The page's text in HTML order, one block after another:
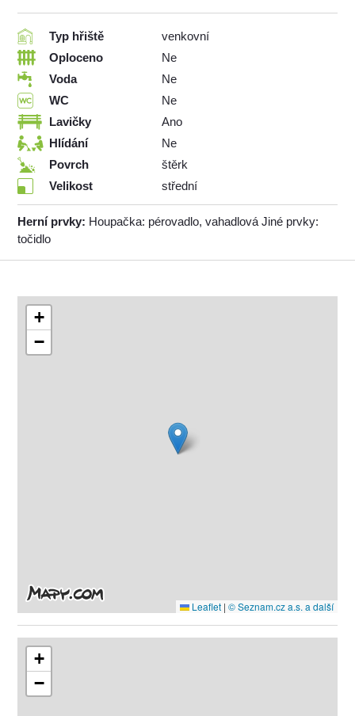
Typ hřiště
venkovní
Oploceno
Ne
Voda
Ne
WC
Ne
Lavičky
Ano
Hlídání
Ne
Povrch
štěrk
Velikost
střední
Herní prvky: Houpačka: pérovadlo, vahadlová Jiné prvky:
točidlo
+
−
Leaflet | © Seznam.cz a.s. a další
+
−